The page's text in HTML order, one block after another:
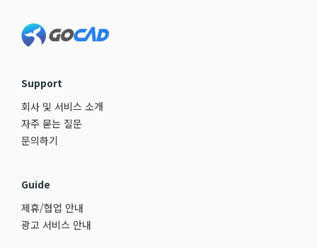
Support
회사 및 서비스 소개
자주 묻는 질문
문의하기
Guide
제휴/협업 안내
광고 서비스 안내